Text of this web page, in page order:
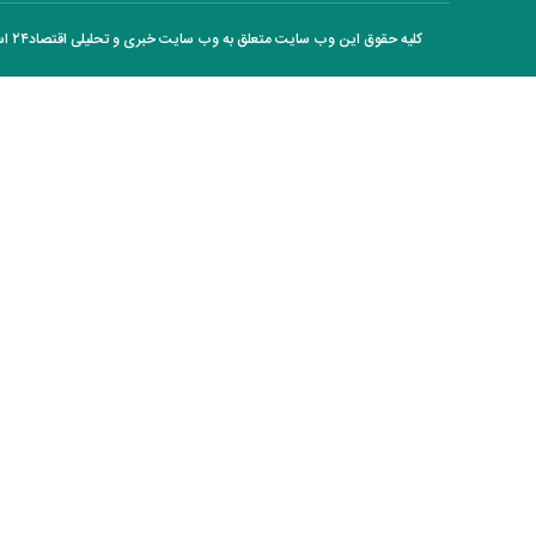
خبر مهم از ترامپ؛ نیروی زمینی آمریکا
کلیه حقوق این وب سایت متعلق به وب سایت خبری و تحلیلی اقتصاد۲۴ است و هر گونه کپی برداری با ذکر منبع بلا مانع است.